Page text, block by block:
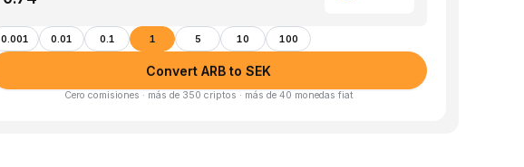
0.001 0.01 0.1 1 5 10 100
Convert ARB to SEK
Cero comisiones · más de 350 criptos · más de 40 monedas fiat